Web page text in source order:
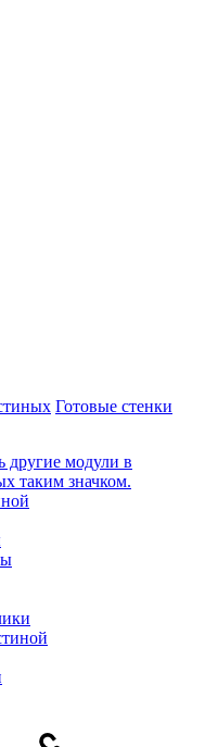
Готовые стенки
другие модули в
таким значком.